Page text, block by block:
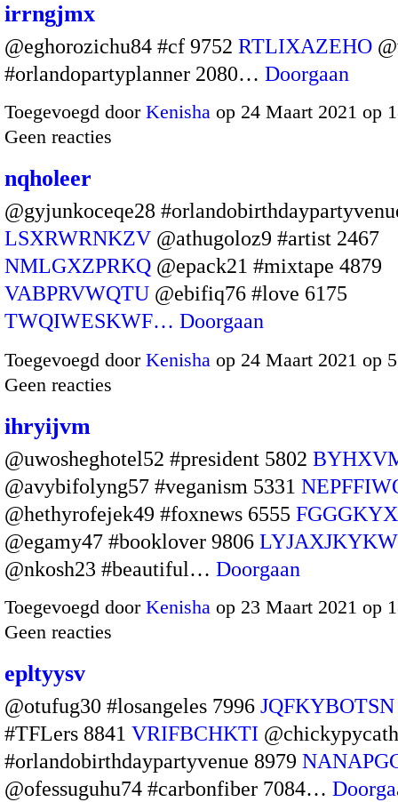
irrngjmx
@eghorozichu84 #cf 9752 RTLIXAZEHO
#orlandopartyplanner 2080… Doorgaan
Toegevoegd door Kenisha op 24 Maart 2021 op
Geen reacties
nqholeer
@gyjunkoceqe28
LSXRWRNKZV @athugoloz9 #artist 2467
NMLGXZPRKQ @epack21 #mixtape 4879
VABPRVWQTU @ebifiq76 #love 6175
TWQIWESKWF… Doorgaan
Toegevoegd door Kenisha op 24 Maart 2021 op
Geen reacties
ihryijvm
@uwosheghotel52 #president 5802
@avybifolyng57 #veganism 5331
@hethyrofejek49 #foxnews 6555
@egamy47 #booklover 9806 LYJAXJKYKW
@nkosh23 #beautiful… Doorgaan
Toegevoegd door Kenisha op 23 Maart 2021 op
Geen reacties
epltyysv
@otufug30 #losangeles 7996 JQFKYBOTSN
#TFLers 8841 VRIFBCHKTI
#orlandobirthdaypartyvenue 8979
@ofessuguhu74 #carbonfiber 7084…